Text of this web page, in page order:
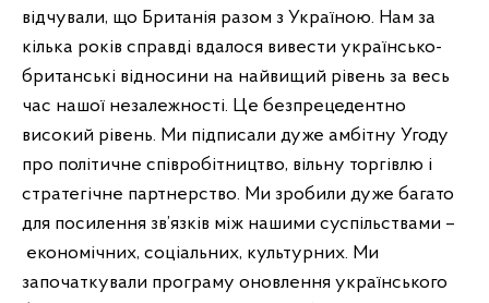
відчували, що Британія разом з Україною. Нам за
кілька років справді вдалося вивести українсько-
британські відносини на найвищий рівень за весь
час нашої незалежності. Це безпрецедентно
високий рівень. Ми підписали дуже амбітну Угоду
про політичне співробітництво, вільну торгівлю і
стратегічне партнерство. Ми зробили дуже багато
для посилення зв’язків між нашими суспільствами –
економічних, соціальних, культурних. Ми
започаткували програму оновлення українського